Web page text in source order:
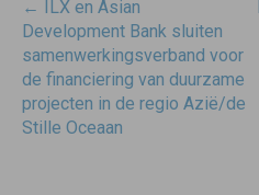
Post
navigatie
←
ILX en Asian
Development Bank sluiten
samenwerkingsverband voor
de financiering van duurzame
projecten in de regio Azië/de
Stille Oceaan